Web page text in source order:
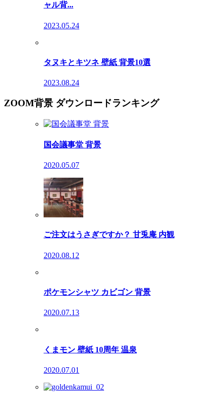
ャル背...
2023.05.24
タヌキとキツネ 壁紙 背景10選
2023.08.24
ZOOM背景 ダウンロードランキング
国会議事堂 背景
2020.05.07
ご注文はうさぎですか？ 甘兎庵 内観
2020.08.12
ポケモンシャツ カビゴン 背景
2020.07.13
くまモン 壁紙 10周年 温泉
2020.07.01